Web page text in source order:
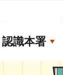
認識本署